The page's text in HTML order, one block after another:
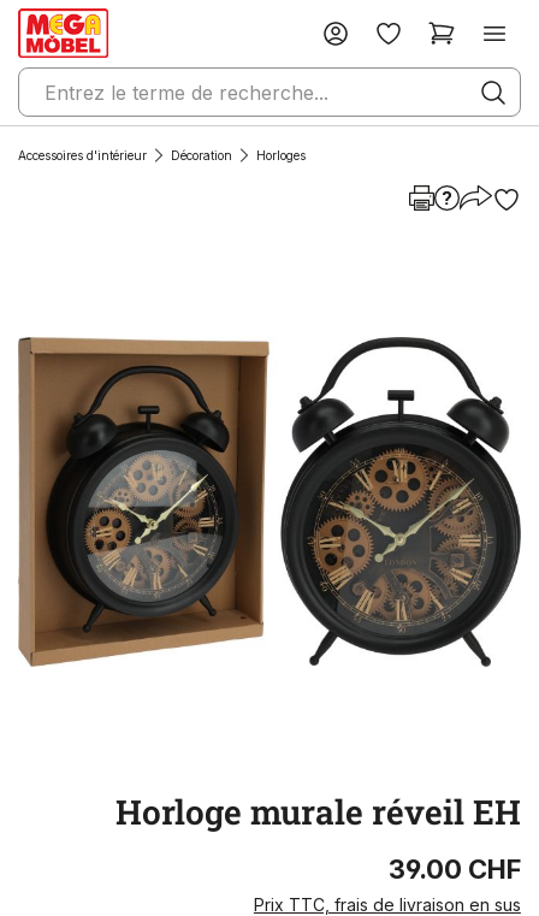
Accessoires d'intérieur Décoration Horloges
Horloge murale réveil EH
39.00 CHF
Prix TTC, frais de livraison en sus